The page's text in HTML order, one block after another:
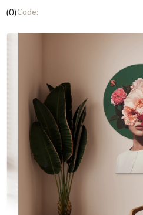
Die
Produktbewertung
Sternen.
(0)